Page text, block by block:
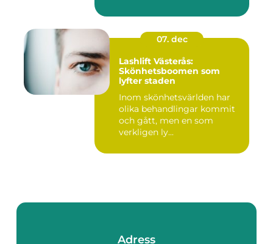
07. dec
Lashlift Västerås:
Skönhetsboomen som
lyfter staden
Inom skönhetsvärlden har
olika behandlingar kommit
och gått, men en som
verkligen ly...
Adress